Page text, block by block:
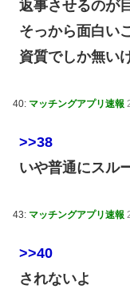
返事させるのが
そっから面白い
資質でしか無い
40: マッチングアプリ速報
>>38
いや普通にスル
43: マッチングアプリ速報
>>40
されないよ